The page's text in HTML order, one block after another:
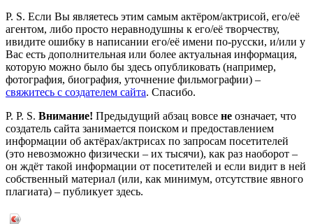
P. S. Если Вы являетесь этим самым актёром/актрисой, его/её
агентом, либо просто неравнодушны к его/её творчеству,
ивидите ошибку в написании его/её имени по-русски, и/или у
Вас есть дополнительная или более актуальная информация,
которую можно было бы здесь опубликовать (например,
фотография, биография, уточнение фильмографии) –
свяжитесь с создателем сайта. Спасибо.
P. P. S. Внимание! Предыдущий абзац вовсе не означает, что
создатель сайта занимается поиском и предоставлением
информации об актёрах/актрисах по запросам посетителей
(это невозможно физически – их тысячи), как раз наоборот –
он ждёт такой информации от посетителей и если видит в ней
собственный материал (или, как минимум, отсутствие явного
плагиата) – публикует здесь.